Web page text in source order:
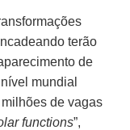
terão
de
mundial
de vagas
functions”,